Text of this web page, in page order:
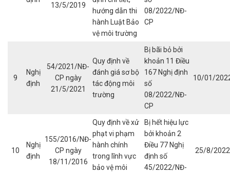
13/5/2019
hướng dẫn thi
hành Luật Bảo
vệ môi trường
08/2022/NĐ-
CP
9
Nghị
định
54/2021/NĐ-
CP ngày
21/5/2021
Quy định về
đánh giá sơ bộ
tác động môi
trường
Bị bãi bỏ bởi
khoản 11 Điều
167 Nghị định
số
08/2022/NĐ-
CP
10/01/
10
Nghị
định
155/2016/NĐ-
CP ngày
18/11/2016
Quy định về xử
phạt vi phạm
hành chính
trong lĩnh vực
bảo vệ môi
Bị hết hiệu lực
bởi khoản 2
Điều 77 Nghị
định số
45/2022/NĐ-
25/8/2022